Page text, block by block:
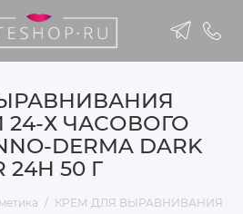
Х ЧАСОВОГО
DERMA DARK
24H 50 Г
КРЕМ ДЛЯ ВЫРАВНИВАНИЯ